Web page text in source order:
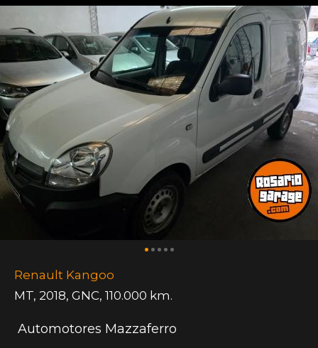
Renault Kangoo
MT, 2018, GNC, 110.000 km.
Automotores Mazzaferro